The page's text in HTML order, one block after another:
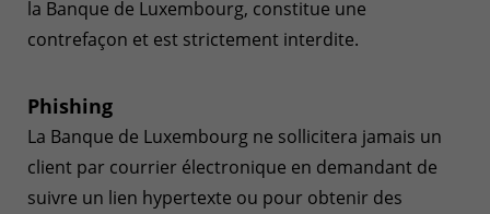
la Banque de Luxembourg, constitue une
contrefaçon et est strictement interdite.
Phishing
La Banque de Luxembourg ne sollicitera jamais un
client par courrier électronique en demandant de
suivre un lien hypertexte ou pour obtenir des